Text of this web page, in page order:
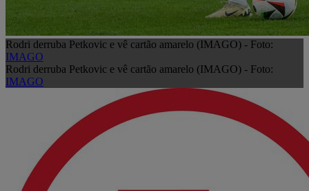
Rodri derruba Petkovic e vê cartão amarelo (IMAGO) - Foto:
IMAGO
Rodri derruba Petkovic e vê cartão amarelo (IMAGO) - Foto:
IMAGO